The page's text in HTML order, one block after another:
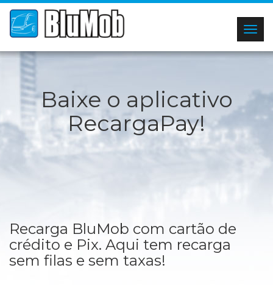
Baixe o aplicativo
RecargaPay!
Recarga BluMob com cartão de
crédito e Pix. Aqui tem recarga
sem filas e sem taxas!